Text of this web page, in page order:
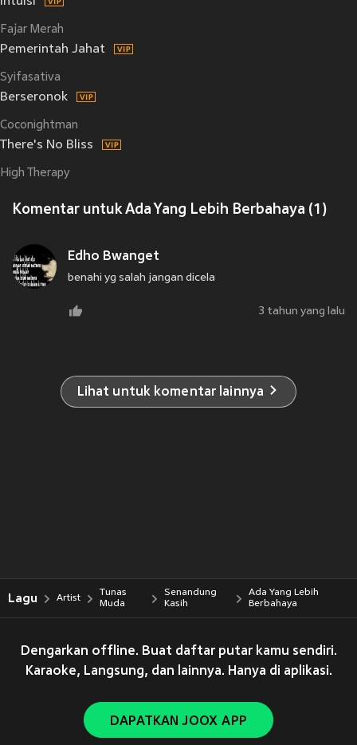
Fajar Merah
Pemerintah Jahat
Syifasativa
Berseronok
Coconightman
There's No Bliss
High Therapy
Komentar untuk Ada Yang Lebih Berbahaya (1)
Edho Bwanget
benahi yg salah jangan dicela
3 tahun yang lalu
Lihat untuk komentar lainnya
Lagu Artist
Tunas
Muda
Senandung
Kasih
Ada Yang Lebih
Berbahaya
Dengarkan offline. Buat daftar putar kamu sendiri.
Karaoke, Langsung, dan lainnya. Hanya di aplikasi.
DAPATKAN JOOX APP